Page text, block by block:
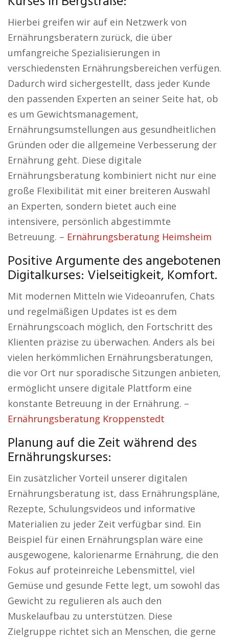
Hierbei greifen wir auf ein Netzwerk von
Ernährungsberatern zurück, die über
umfangreiche Spezialisierungen in
verschiedensten Ernährungsbereichen verfügen.
Dadurch wird sichergestellt, dass jeder Kunde
den passenden Experten an seiner Seite hat, ob
es um Gewichtsmanagement,
Ernährungsumstellungen aus gesundheitlichen
Gründen oder die allgemeine Verbesserung der
Ernährung geht. Diese digitale
Ernährungsberatung kombiniert nicht nur eine
große Flexibilität mit einer breiteren Auswahl
an Experten, sondern bietet auch eine
intensivere, persönlich abgestimmte
Betreuung. – Ernährungsberatung Heimsheim
Positive Argumente des angebotenen
Digitalkurses: Vielseitigkeit, Komfort.
Mit modernen Mitteln wie Videoanrufen, Chats
und regelmäßigen Updates ist es dem
Ernährungscoach möglich, den Fortschritt des
Klienten präzise zu überwachen. Anders als bei
vielen herkömmlichen Ernährungsberatungen,
die vor Ort nur sporadische Sitzungen anbieten,
ermöglicht unsere digitale Plattform eine
konstante Betreuung in der Ernährung. –
Ernährungsberatung Kroppenstedt
Planung auf die Zeit während des
Ernährungskurses:
Ein zusätzlicher Vorteil unserer digitalen
Ernährungsberatung ist, dass Ernährungspläne,
Rezepte, Schulungsvideos und informative
Materialien zu jeder Zeit verfügbar sind. Ein
Beispiel für einen Ernährungsplan wäre eine
ausgewogene, kalorienarme Ernährung, die den
Fokus auf proteinreiche Lebensmittel, viel
Gemüse und gesunde Fette legt, um sowohl das
Gewicht zu regulieren als auch den
Muskelaufbau zu unterstützen. Diese
Zielgruppe richtet sich an Menschen, die gerne